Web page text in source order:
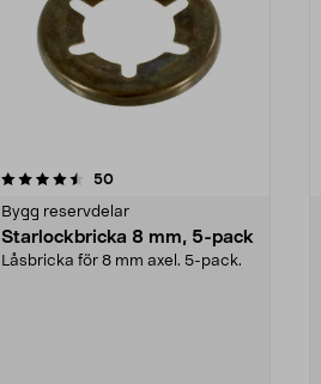
50recensioner
Bygg reservdelar
Starlockbricka 8 mm, 5-pack
Låsbricka för 8 mm axel. 5-pack.
4.5 av 5 stjärnor